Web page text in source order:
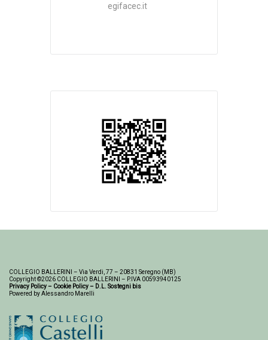
egifacec.it
COLLEGIO BALLERINI – Via Verdi, 77 – 20831 Seregno (MB)
Copyright ©2026 COLLEGIO BALLERINI – P.IVA 00593940125
Privacy Policy– Cookie Policy– D.L. Sostegni bis
Powered by Alessandro Marelli